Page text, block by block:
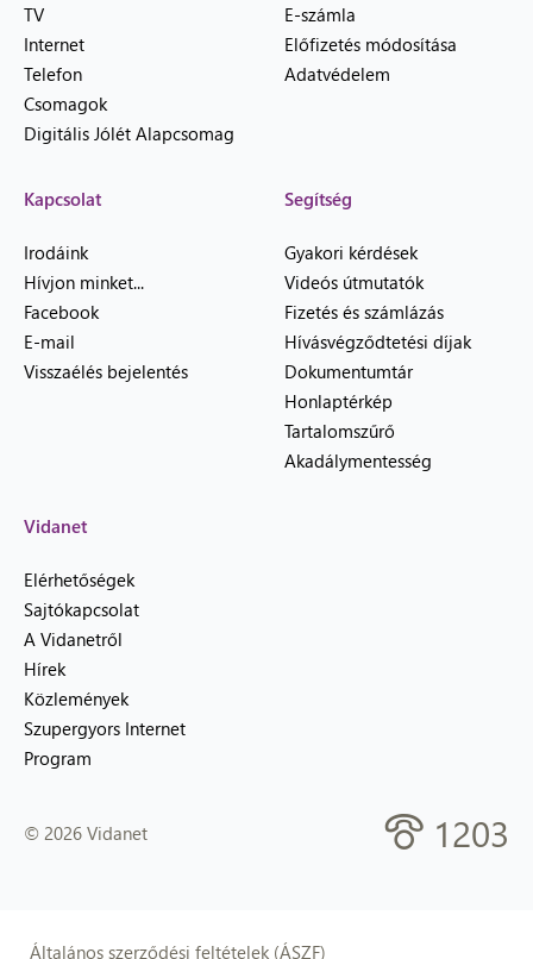
TV
Internet
Telefon
Csomagok
Digitális Jólét Alapcsomag
E-számla
Előfizetés módosítása
Adatvédelem
Kapcsolat
Irodáink
Hívjon minket...
Facebook
E-mail
Visszaélés bejelentés
Segítség
Gyakori kérdések
Videós útmutatók
Fizetés és számlázás
Hívásvégződtetési díjak
Dokumentumtár
Honlaptérkép
Tartalomszűrő
Akadálymentesség
Vidanet
Elérhetőségek
Sajtókapcsolat
A Vidanetről
Hírek
Közlemények
Szupergyors Internet
Program
© 2026 Vidanet 1203
Általános szerződési feltételek (ÁSZF)